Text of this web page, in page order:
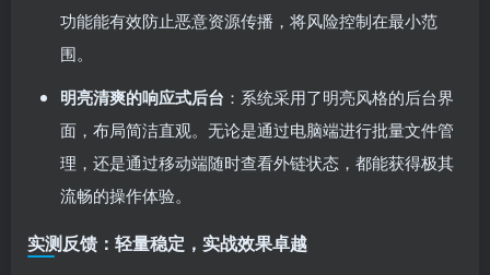
功能能有效防止恶意资源传播，将风险控制在最小范
围。
明亮清爽的响应式后台 ：系统采用了明亮风格的后台界
面，布局简洁直观。无论是通过电脑端进行批量文件管
理，还是通过移动端随时查看外链状态，都能获得极其
流畅的操作体验。
实测反馈：轻量稳定，实战效果卓越